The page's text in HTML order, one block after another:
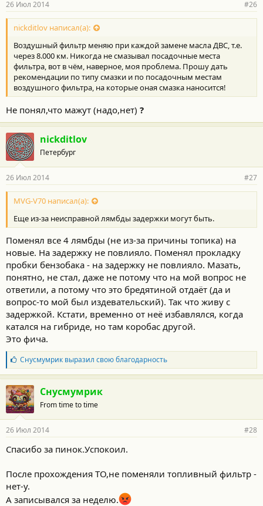
26 Июл 2014 #26
nickditlov написал(а):
Воздушный фильтр меняю при каждой замене масла ДВС, т.е.
через 8.000 км. Никогда не смазывал посадочные места
фильтра, вот в чём, наверное, моя проблема. Прошу дать
рекомендации по типу смазки и по посадочным местам
воздушного фильтра, на которые оная смазка наносится!
Не понял,что мажут (надо,нет) ?
nickditlov
Петербург
26 Июл 2014 #27
MVG-V70 написал(а):
Еще из-за неисправной лямбды задержки могут быть.
Поменял все 4 лямбды (не из-за причины топика) на
новые. На задержку не повлияло. Поменял прокладку
пробки бензобака - на задержку не повлияло. Мазать,
понятно, не стал, даже не потому что на мой вопрос не
ответили, а потому что это бредятиной отдаёт (да и
вопрос-то мой был издевательский). Так что живу с
задержкой. Кстати, временно от неё избавлялся, когда
катался на гибриде, но там коробас другой.
Это фича.
Б
л
а
г
о
д
а
н
с
и
Снусмумриквыразил свою благодарность
Снусмумрик
From time to time
26 Июл 2014 #28
Спасибо за пинок.Успокоил.
После прохождения ТО,не поменяли топливный фильтр -
нет-у.
А записывался за неделю.